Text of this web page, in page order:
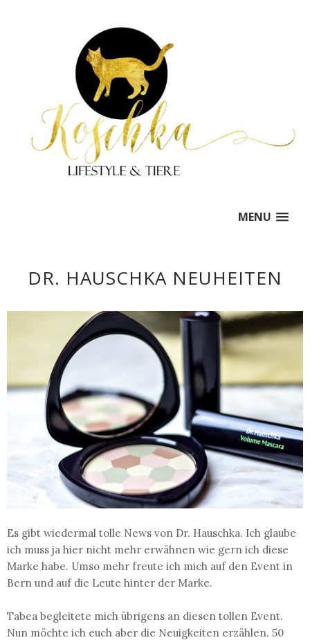
MENU
DR. HAUSCHKA NEUHEITEN
Es gibt wiedermal tolle News von Dr. Hauschka. Ich glaube
ich muss ja hier nicht mehr erwähnen wie gern ich diese
Marke habe. Umso mehr freute ich mich auf den Event in
Bern und auf die Leute hinter der Marke.
Tabea begleitete mich übrigens an diesen tollen Event.
Nun möchte ich euch aber die Neuigkeiten erzählen. 50